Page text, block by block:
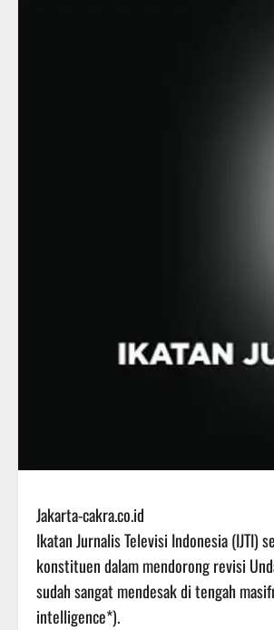
Jakarta-cakra.co.id
Ikatan Jurnalis Televisi Indonesia (IJTI)
konstituen dalam mendorong revisi
sudah sangat mendesak di tengah
intelligence*).